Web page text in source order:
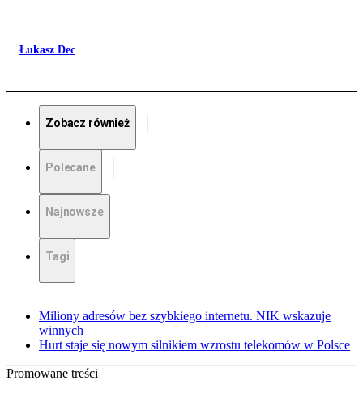
Łukasz Dec
Zobacz również
Polecane
Najnowsze
Tagi
Miliony adresów bez szybkiego internetu. NIK wskazuje
winnych
Hurt staje się nowym silnikiem wzrostu telekomów w Polsce
Promowane treści